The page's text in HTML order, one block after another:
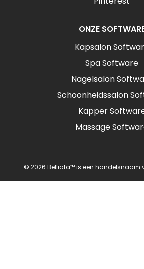
ONZE
Kapsalon
Spa Software
Nagelsalon
Schoonheidssalon
Kapper
Massage
© 2026 Belliata™ is een handelsnaam